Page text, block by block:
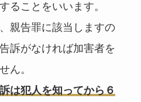
ることをいいます。
親告罪に該当しますの
訴がなければ加害者を
ん。
は犯人を知ってから６